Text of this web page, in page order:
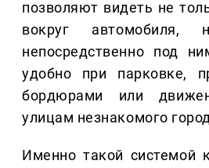
позволяют видеть не
вокруг
непосредственно под
удобно при парковке,
бордюрами или
улицам незнакомого
Именно такой системой